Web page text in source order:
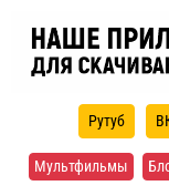
Рутуб
Мультфильмы